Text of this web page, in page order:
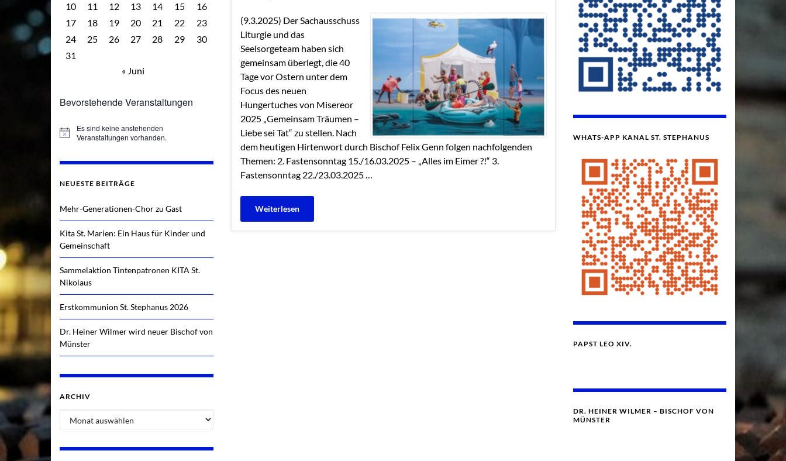
(9.3.2025) Der Sachausschuss
Liturgie und das
Seelsorgeteam haben sich
gemeinsam überlegt, die 40
Tage vor Ostern unter dem
Focus des neuen
Hungertuches von Misereor
2025 „Gemeinsam Träumen –
Liebe sei Tat“ zu stellen. Nach
dem heutigen Hirtenwort durch Bischof Felix Genn folgen nachfolgenden
Themen: 2. Fastensonntag 15./16.03.2025 – „Alles im Eimer ?!“ 3.
Fastensonntag 22./23.03.2025 …
Weiterlesen
10
11 12 13 14 15
16
17
18 19 20 21 22
23
24
25 26 27 28 29
30
31
« Juni
Bevorstehende Veranstaltungen
Hinweis
Es sind keine anstehenden
Veranstaltungen vorhanden.
NEUESTE BEITRÄGE
Mehr-Generationen-Chor zu Gast
Kita St. Marien: Ein Haus für Kinder und
Gemeinschaft
Sammelaktion Tintenpatronen KITA St.
Nikolaus
Erstkommunion St. Stephanus 2026
Dr. Heiner Wilmer wird neuer Bischof von
Münster
ARCHIV
Archiv
WHATS-APP KANAL ST. STEPHANUS
PAPST LEO XIV.
DR. HEINER WILMER – BISCHOF VON
MÜNSTER